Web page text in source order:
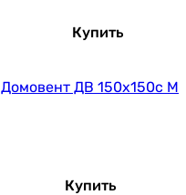
Купить
Домовент ДВ 150х150с М
Купить